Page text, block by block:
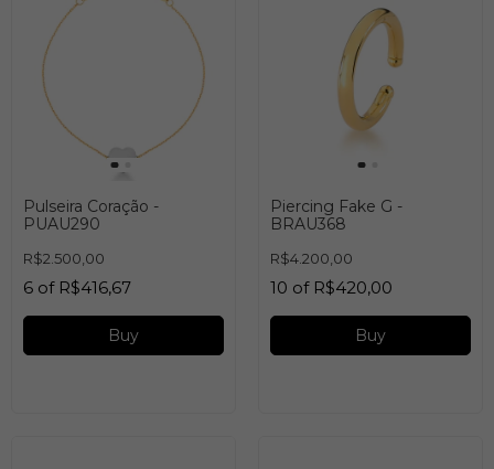
Pulseira Coração -
PUAU290
R$2.500,00
6 of R$416,67
Buy
Piercing Fake G -
BRAU368
R$4.200,00
10 of R$420,00
Buy